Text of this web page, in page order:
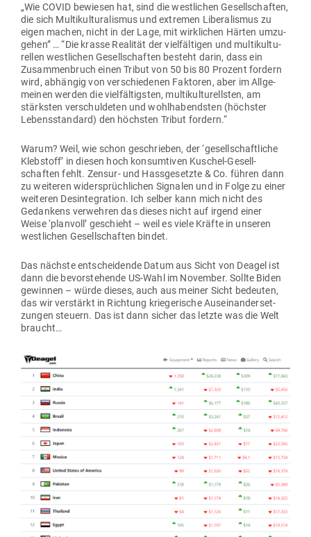
„Wie COVID bewiesen hat, sind die west­lichen Gesell­schaften,
die sich Mul­ti­kul­tu­ra­lismus und extremen Libe­ra­lismus zu
eigen machen, nicht in der Lage, mit wirk­lichen Härten umzu­
gehen” … “Die krasse Rea­lität der viel­fäl­tigen und mul­ti­kul­tu­
rellen west­lichen Gesell­schaften besteht darin, dass ein
Zusam­men­bruch einen Tribut von 50 bis 80 Prozent fordern
wird, abhängig von ver­schie­denen Fak­toren, aber im All­ge­
meinen werden die viel­fäl­tigsten, mul­ti­kul­tu­rellsten, am
stärksten ver­schul­deten und wohl­ha­bendsten (höchster
Lebens­standard) den höchsten Tribut fordern.“
Warum? Weil, wie schon geschrieben, der ‘gesell­schaft­liche
Kleb­stoff’ in diesen hoch kon­sum­tiven Kuschel-Gesell­
schaften fehlt. Zensur- und Hass­ge­setzte & Co. führen dann
zu wei­teren wider­sprüch­lichen Signalen und in Folge zu einer
wei­teren Des­in­te­gration. Ich selber kann mich nicht des
Gedankens ver­wehren das dieses nicht auf irgend einer
Weise ‘planvoll’ geschieht – weil es viele Kräfte in unseren
west­lichen Gesell­schaften bindet.
Das nächste ent­schei­dende Datum aus Sicht von Deagel ist
dann die bevor­ste­hende US-Wahl im November. Sollte Biden
gewinnen – würde dieses, auch aus meiner Sicht bedeuten,
das wir ver­stärkt in Richtung krie­ge­rische Aus­ein­an­der­set­
zungen steuern. Das ist dann sicher das letzte was die Welt
braucht…